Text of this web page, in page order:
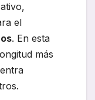
el
. En esta
más